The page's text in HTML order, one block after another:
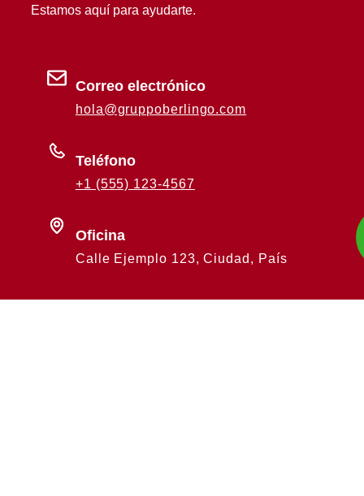
Estamos aquí para ayudarte.
Correo electrónico
hola@gruppoberlingo.com
Teléfono
+1 (555) 123-4567
Oficina
Calle Ejemplo 123, Ciudad, País